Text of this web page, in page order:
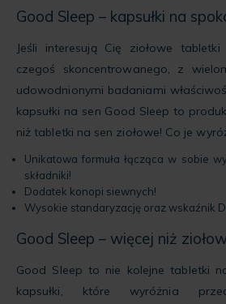
Good Sleep – kapsułki na
Jeśli interesują Cię ziołowe
czegoś skoncentrowanego, z
udowodnionymi badaniami
kapsułki na sen Good Sleep to
niż tabletki na sen ziołowe! Co je
Unikatowa formuła łącząca w sobie
składniki!
Dodatek konopi siewnych!
Wysokie standaryzację oraz wskaźnik
Good Sleep – więcej niż
Good Sleep to nie kolejne tabletki
kapsułki, które wyróżnia